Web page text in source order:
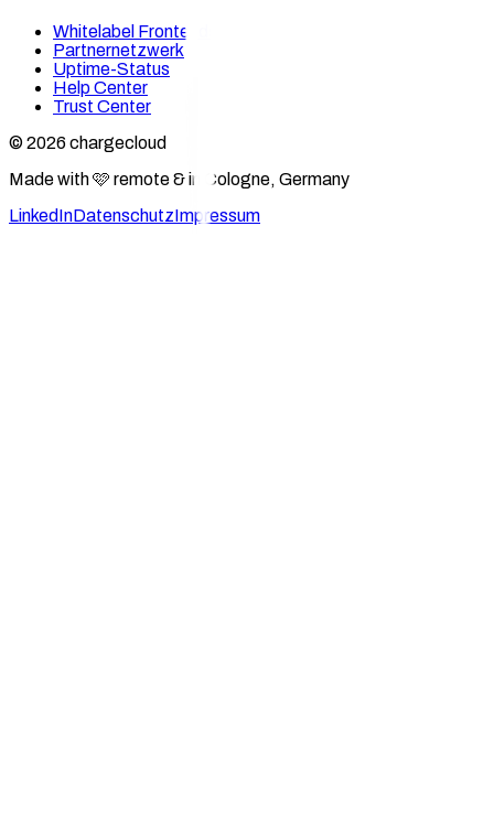
Whitelabel Frontends
Partnernetzwerk
Uptime-Status
Help Center
Trust Center
© 2026 chargecloud
Made with 🩷 remote & in Cologne, Germany
LinkedInDatenschutzImpressum